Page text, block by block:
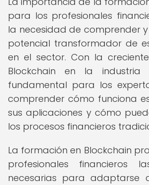
para los profesionales
la necesidad de comprender
potencial transformador de
en el sector. Con la
Blockchain en la industria
fundamental para los
comprender cómo funciona
sus aplicaciones y cómo
los procesos financieros
La formación en Blockchain
profesionales financieros
necesarias para adaptarse